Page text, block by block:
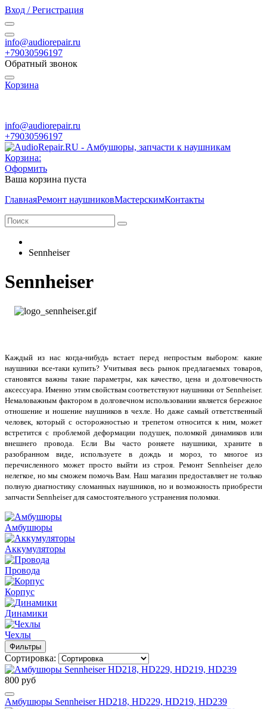
Вход / Регистрация
info@audiorepair.ru
+79030596197
Обратный звонок
Корзина
info@audiorepair.ru
+79030596197
Корзина:
Оформить
Ваша корзина пуста
ГлавнаяРемонт наушниковМастерскимКонтакты
Sennheiser
Sennheiser
Каждый из нас когда-нибудь встает перед непростым выбором: какие
наушники все-таки купить? Учитывая весь рынок предлагаемых товаров,
становятся важны такие параметры, как качество, цена и долговечность
аксессуара. Именно этим свойствам соответствуют наушники от Sennheiser.
Немаловажным фактором в долговечном использовании является бережное
отношение и ношение наушников в чехле. Но даже самый ответственный
человек, который с осторожностью и трепетом относится к ним, может
встретится с проблемой деформации подушек, поломкой динамиков или
внешнего провода. Если Вы часто роняете наушники, храните в
разобранном виде, используете в дождь и мороз, то многое из
перечисленного может просто выйти из строя. Ремонт Sennheiser дело
нелегкое, но мы сможем помочь Вам. Наш магазин предоставляет не только
полную диагностику сломанных наушников, но и возможность приобрести
запчасти Sennheiser для самостоятельного устранения поломки.
Амбушюры
Аккумуляторы
Провода
Корпус
Динамики
Чехлы
Фильтры
Сортировка:
800 руб
Амбушюры Sennheiser HD218, HD229, HD219, HD239